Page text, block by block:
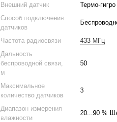
Внешний датчик
Термо-
Способ подключения
датчиков
Частота радиосвязи
433 МГц
Дальность
беспроводной связи,
м
50
Максимальное
количество датчиков
3
Диапазон измерения
влажности
20...90 %